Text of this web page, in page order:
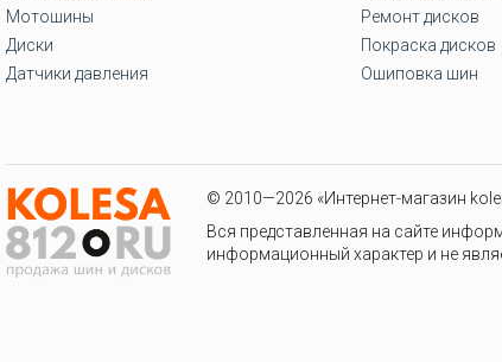
Мотошины
Диски
Датчики давления
Ремонт дисков
Покраска дисков
Ошиповка шин
© 2010—2026 «Интернет-магазин
Вся представленная на сайте
информационный характер и не